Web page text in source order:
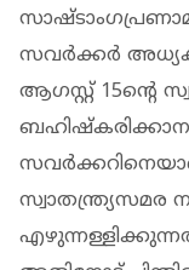
സവർക്കർ
ആഗസ്റ്റ് 15ന്റെ
സ്വാതന്ത്ര്യസമര